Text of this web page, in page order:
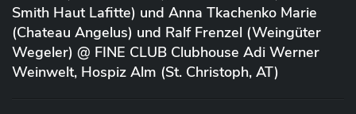
Smith Haut Lafitte) und Anna Tkachenko Marie
(Chateau Angelus) und Ralf Frenzel (Weingüter
Wegeler) @ FINE CLUB Clubhouse Adi Werner
Weinwelt, Hospiz Alm (St. Christoph, AT)